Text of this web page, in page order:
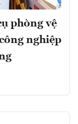
phòng vệ
nghiệp